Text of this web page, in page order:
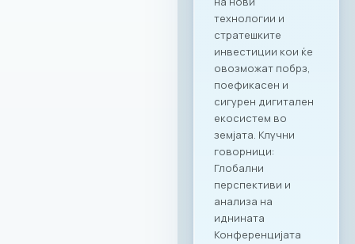
посебна е
нејзиниот широк
опсег.
Стратешкото
партнерство и
придобивките од
специјално
креираната
програма важат за
рамките на Ragusa
Group,
овозможувајќи им
на членките избор